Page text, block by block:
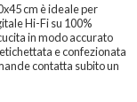
cm è ideale per
Hi-Fi su 100%
in modo accurato
e confezionata
contatta subito un